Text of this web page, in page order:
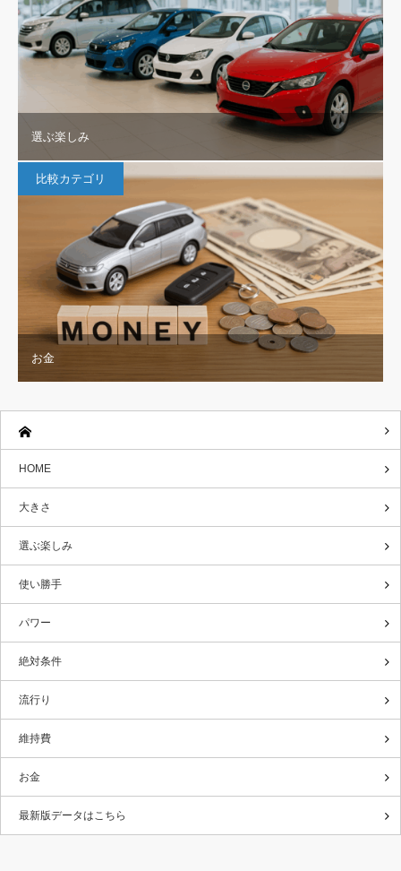
選ぶ楽しみ
比較カテゴリ
お金
HOME
大きさ
選ぶ楽しみ
使い勝手
パワー
絶対条件
流行り
維持費
お金
最新版データはこちら